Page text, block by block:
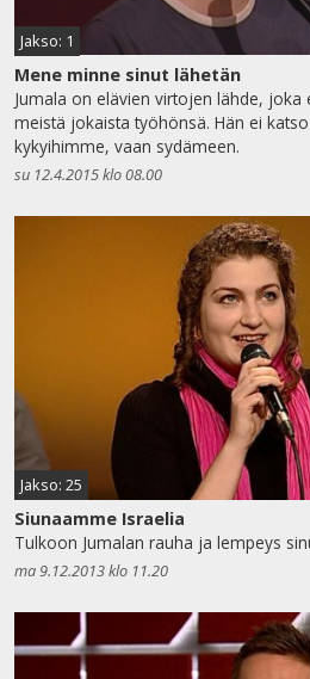
Jakso: 1
Mene minne sinut lähetän
Jumala on elävien virtojen lähde, joka
meistä jokaista työhönsä. Hän ei
kykyihimme, vaan sydämeen.
su 12.4.2015 klo 08.00
Jakso: 25
Siunaamme Israelia
Tulkoon Jumalan rauha ja lempeys
ma 9.12.2013 klo 11.20